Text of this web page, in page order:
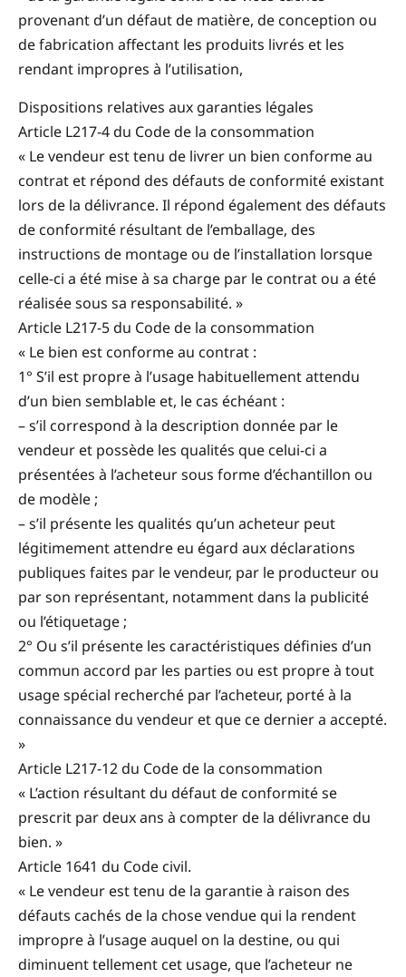
provenant d’un défaut de matière, de conception ou
de fabrication affectant les produits livrés et les
rendant impropres à l’utilisation,
Dispositions relatives aux garanties légales
Article L217-4 du Code de la consommation
« Le vendeur est tenu de livrer un bien conforme au
contrat et répond des défauts de conformité existant
lors de la délivrance. Il répond également des défauts
de conformité résultant de l’emballage, des
instructions de montage ou de l’installation lorsque
celle-ci a été mise à sa charge par le contrat ou a été
réalisée sous sa responsabilité. »
Article L217-5 du Code de la consommation
« Le bien est conforme au contrat :
1° S’il est propre à l’usage habituellement attendu
d’un bien semblable et, le cas échéant :
– s’il correspond à la description donnée par le
vendeur et possède les qualités que celui-ci a
présentées à l’acheteur sous forme d’échantillon ou
de modèle ;
– s’il présente les qualités qu’un acheteur peut
légitimement attendre eu égard aux déclarations
publiques faites par le vendeur, par le producteur ou
par son représentant, notamment dans la publicité
ou l’étiquetage ;
2° Ou s’il présente les caractéristiques définies d’un
commun accord par les parties ou est propre à tout
usage spécial recherché par l’acheteur, porté à la
connaissance du vendeur et que ce dernier a accepté.
»
Article L217-12 du Code de la consommation
« L’action résultant du défaut de conformité se
prescrit par deux ans à compter de la délivrance du
bien. »
Article 1641 du Code civil.
« Le vendeur est tenu de la garantie à raison des
défauts cachés de la chose vendue qui la rendent
impropre à l’usage auquel on la destine, ou qui
diminuent tellement cet usage, que l’acheteur ne